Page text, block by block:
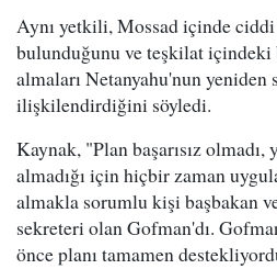
Aynı yetkili, Mossad içinde
bulunduğunu ve teşkilat içindeki
almaları Netanyahu'nun
ilişkilendirdiğini söyledi.
Kaynak, "Plan başarısız olmadı,
almadığı için hiçbir zaman
almakla sorumlu kişi başbakan
sekreteri olan Gofman'dı.
önce planı tamamen